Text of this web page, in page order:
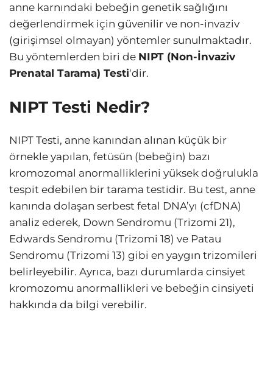
anne karnındaki bebeğin genetik sağlığını
değerlendirmek için güvenilir ve non-invaziv
(girişimsel olmayan) yöntemler sunulmaktadır.
Bu yöntemlerden biri de NIPT (Non-İnvaziv
Prenatal Tarama) Testi‘dir.
NIPT Testi Nedir?
NIPT Testi, anne kanından alınan küçük bir
örnekle yapılan, fetüsün (bebeğin) bazı
kromozomal anormalliklerini yüksek doğrulukla
tespit edebilen bir tarama testidir. Bu test, anne
kanında dolaşan serbest fetal DNA’yı (cfDNA)
analiz ederek, Down Sendromu (Trizomi 21),
Edwards Sendromu (Trizomi 18) ve Patau
Sendromu (Trizomi 13) gibi en yaygın trizomileri
belirleyebilir. Ayrıca, bazı durumlarda cinsiyet
kromozomu anormallikleri ve bebeğin cinsiyeti
hakkında da bilgi verebilir.